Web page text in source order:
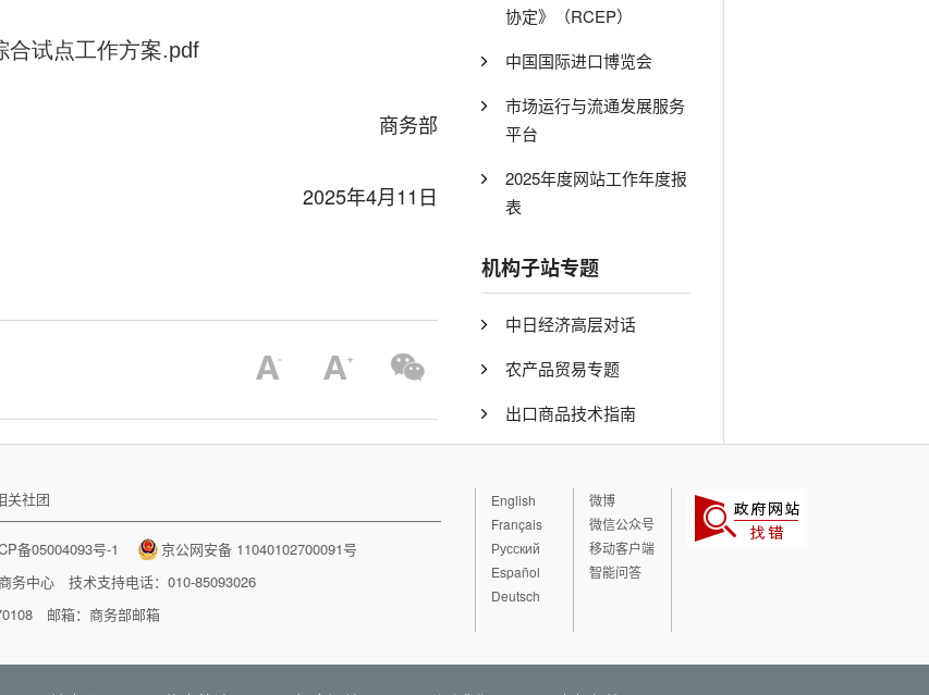
试点工作方案.pdf
商务部
2025年4月11 日
协定》（RCEP）
中国国际进口博览会
市场运行与流通发展服务
平台
2025年度网站工作年度报
表
机构子站专题
中日经济高层对话
农产品贸易专题
出口商品技术指南
关社团
备05004093号-1
京公网安备 11040102700091号
务中心 技术支持电话：010-85093026
邮箱：商务部邮箱
English
Français
Русский
Español
Deutsch
微博
微信公众号
移动客户端
智能问答